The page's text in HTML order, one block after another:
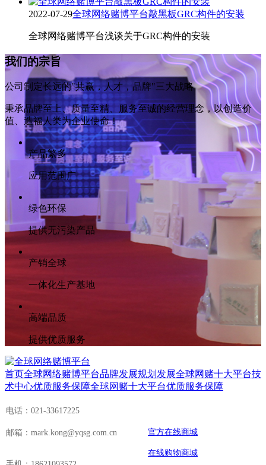
2022-07-29全球网络赌博平台敲黑板GRC构件的安装
全球网络赌博平台浅谈关于GRC构件的安装
我们的宗旨
公司制定长远的"共赢，人才，品牌"三大战略
秉承品牌至上、质量至精、服务至诚的经营理念，以创造价
值、造福人类为企业使命！
产品繁多
应用范围广
绿色环保
提供无污染产品
产销全球
一体化生产基地
高端品质
提供优质服务
首页全球网络赌博平台品牌发展规划发展全球网赌十大平台技
术中心优质服务保障全球网赌十大平台优质服务保障
电话：021-33617225
邮箱：mark.kong@yqsg.com.cn 官方在线商城
在线购物商城